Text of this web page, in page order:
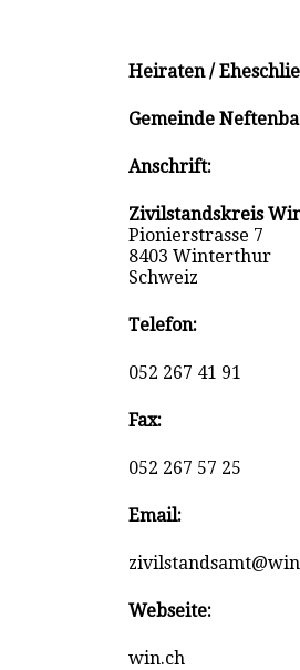
Heiraten /
Gemeinde
Anschrift:
Zivilstandskreis
Pionierstrasse 7
8403 Winterthur
Schweiz
Telefon:
052 267 41 91
Fax:
052 267 57 25
Email:
Webseite:
win.ch